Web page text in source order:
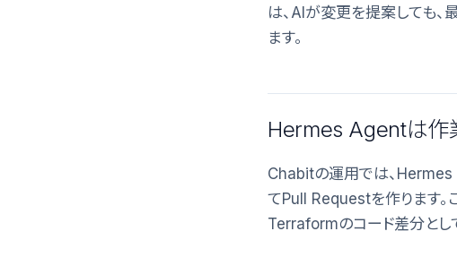
は、AIが変更を提案しても
ます。
Hermes Agentは作
Chabitの運用では、Hermes
てPull Requestを作ります。
Terraformのコード差分とし